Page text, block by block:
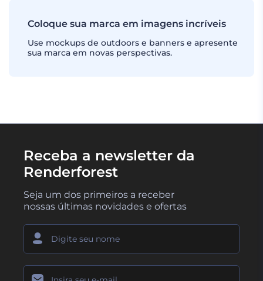
Coloque sua marca em imagens incríveis
Use mockups de outdoors e banners e apresente
sua marca em novas perspectivas.
Receba a newsletter da
Renderforest
Seja um dos primeiros a receber
nossas últimas novidades e ofertas